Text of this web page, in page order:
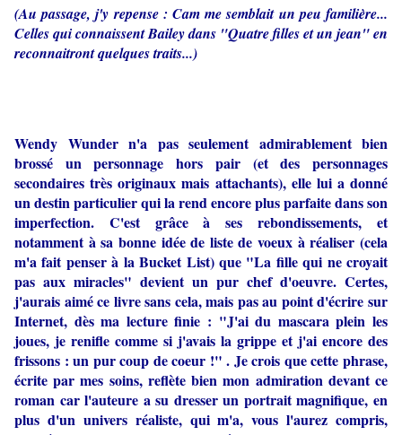
(Au passage, j'y repense : Cam me semblait un peu familière...
Celles qui connaissent Bailey dans "Quatre filles et un jean" en
reconnaitront quelques traits...)
Wendy Wunder n'a pas seulement admirablement bien
brossé un personnage hors pair (et des personnages
secondaires très originaux mais attachants), elle lui a donné
un destin particulier qui la rend encore plus parfaite dans son
imperfection. C'est grâce à ses rebondissements, et
notamment à sa bonne idée de liste de voeux à réaliser (cela
m'a fait penser à la Bucket List) que "La fille qui ne croyait
pas aux miracles" devient un pur chef d'oeuvre. Certes,
j'aurais aimé ce livre sans cela, mais pas au point d'écrire sur
Internet, dès ma lecture finie : "J'ai du mascara plein les
joues, je renifle comme si j'avais la grippe et j'ai encore des
frissons : un pur coup de coeur !" . Je crois que cette phrase,
écrite par mes soins, reflète bien mon admiration devant ce
roman car l'auteure a su dresser un portrait magnifique, en
plus d'un univers réaliste, qui m'a, vous l'aurez compris,